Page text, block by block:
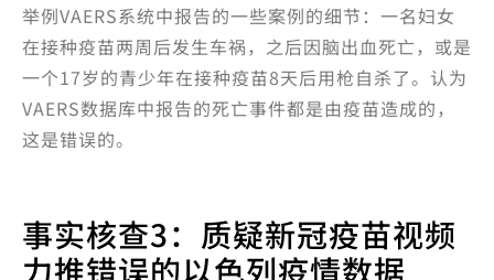
举例VAERS系统中报告的一些案例的细节：一名妇女
在接种疫苗两周后发生车祸，之后因脑出血死亡，或是
一个17岁的青少年在接种疫苗8天后用枪自杀了。认为
VAERS数据库中报告的死亡事件都是由疫苗造成的，
这是错误的。
事实核查3：质疑新冠疫苗视频
力推错误的以色列疫情数据